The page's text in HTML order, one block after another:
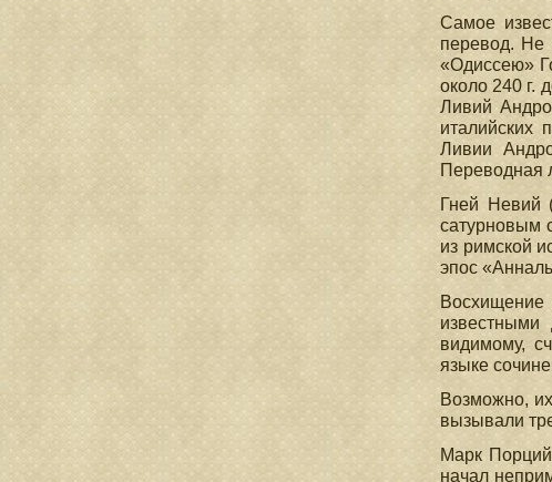
Самое
перевод. Не
«Одиссею»
около 240 г.
Ливий
италийских
Ливии
Переводная
Гней Невий
сатурновым
из римской
эпос
известными
видимому,
языке
Возможно,
вызывали
Марк
начал